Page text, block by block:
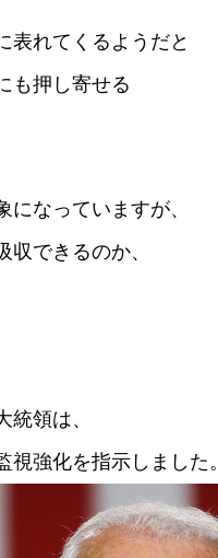
表れてくるようだと
も押し寄せる
になっていますが、
できるのか、
領は、
強化を指示しました。